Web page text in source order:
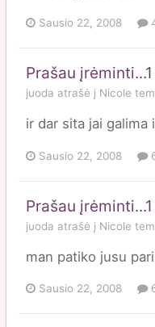
Sausio 22, 2008
Prašau įrėminti...1
juoda atrašė į Nicole
ir dar sita jai galima
Sausio 22, 2008
Prašau įrėminti...1
juoda atrašė į Nicole
man patiko jusu
Sausio 22, 2008